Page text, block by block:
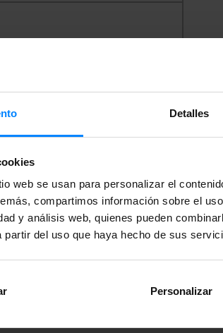
Detalles
web se usan para personalizar el
compartimos información sobre el
y análisis web, quienes pueden
partir del uso que haya hecho de sus
Personalizar
en laSede Electrónicadel
ADMITIDAS Y EXCLUIDAS
ADMITIDAS Y EXCLUIDAS
QUE SE ENVIARÁ A LA